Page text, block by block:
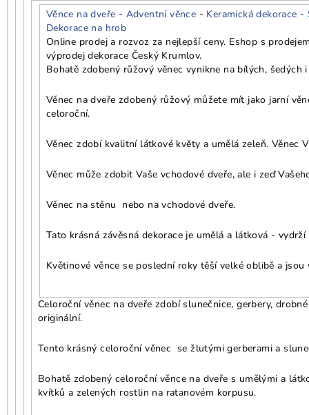
Věnce na dveře - Adventní věnce - Keramická dekorace -
Dekorace na hrob
Online prodej a rozvoz za nejlepší ceny. Eshop s
výprodej dekorace Český Krumlov.
Bohatě zdobený růžový věnec vynikne na bílých, šedých
Věnec na dveře zdobený růžový můžete mít jako jarní
celoroční.
Věnec zdobí kvalitní látkové květy a umělá zeleň. Věnec
Věnec může zdobit Vaše vchodové dveře, ale i zeď
Věnec na stěnu nebo na vchodové dveře.
Tato krásná závěsná dekorace je umělá a látková -
Květinové věnce se poslední roky těší velké oblibě a
Celoroční věnec na dveře zdobí slunečnice, gerbery,
originální.
Tento krásný celoroční věnec se žlutými gerberami a
Bohatě zdobený celoroční věnce na dveře s umělými a
kvítků a zelených rostlin na ratanovém korpusu.